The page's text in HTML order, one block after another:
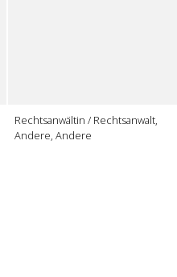
Rechtsanwältin / Rechtsanwalt,
Andere, Andere